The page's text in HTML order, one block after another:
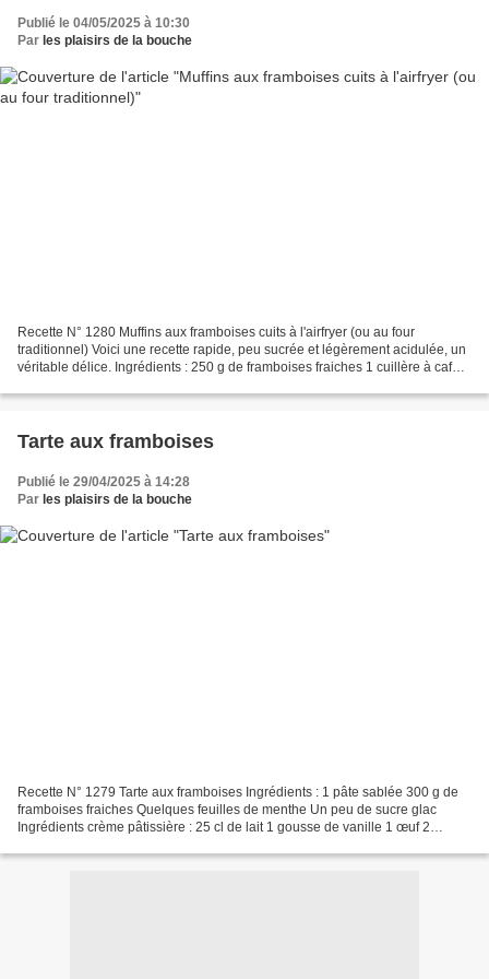
Publié le 04/05/2025 à 10:30
Par les plaisirs de la bouche
Recette N° 1280 Muffins aux framboises cuits à l'airfryer (ou au four
traditionnel) Voici une recette rapide, peu sucrée et légèrement acidulée, un
véritable délice. Ingrédients : 250 g de framboises fraiches 1 cuillère à café
Tarte aux framboises
Publié le 29/04/2025 à 14:28
Par les plaisirs de la bouche
Recette N° 1279 Tarte aux framboises Ingrédients : 1 pâte sablée 300 g de
framboises fraiches Quelques feuilles de menthe Un peu de sucre glac
Ingrédients crème pâtissière : 25 cl de lait 1 gousse de vanille 1 œuf 2